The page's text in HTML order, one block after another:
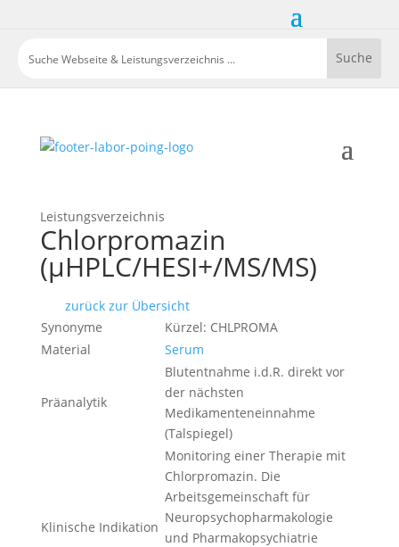
Leistungsverzeichnis
Chlorpromazin
(µHPLC/HESI+/MS/MS)
zurück zur Übersicht
Synonyme
Kürzel: CHLPROMA
Material
Serum
Präanalytik
Blutentnahme i.d.R. direkt vor
der nächsten
Medikamenteneinnahme
(Talspiegel)
Klinische Indikation
Monitoring einer Therapie mit
Chlorpromazin. Die
Arbeitsgemeinschaft für
Neuropsychopharmakologie
und Pharmakopsychiatrie